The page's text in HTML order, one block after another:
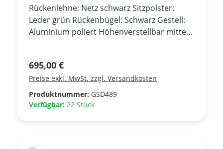
Rückenlehne: Netz schwarz Sitzpolster:
Leder grün Rückenbügel: Schwarz Gestell:
Aluminium poliert Höhenverstellbar mittels
Positionen arretierbarRückhaltekraft der
Rückenlehne einstellbarLumbalstütze in der
Höhe und Tiefe einstellbarArmlehnen
höhenverstellbarArmauflagen tiefen- und
Regulärer Preis:
695,00 €
Preise exkl. MwSt. zzgl. Versandkosten
Produktnummer: GSD489
Verfügbar: 22 Stück